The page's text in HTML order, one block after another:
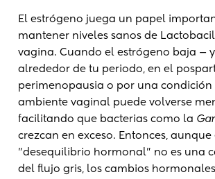
El estrógeno juega un papel
mantener niveles sanos de
vagina. Cuando el estrógeno baja —
alrededor de tu periodo, en el
perimenopausia o por una
ambiente vaginal puede volverse
facilitando que bacterias como la
crezcan en exceso. Entonces, aunque
"desequilibrio hormonal" no es una
del flujo gris, los cambios